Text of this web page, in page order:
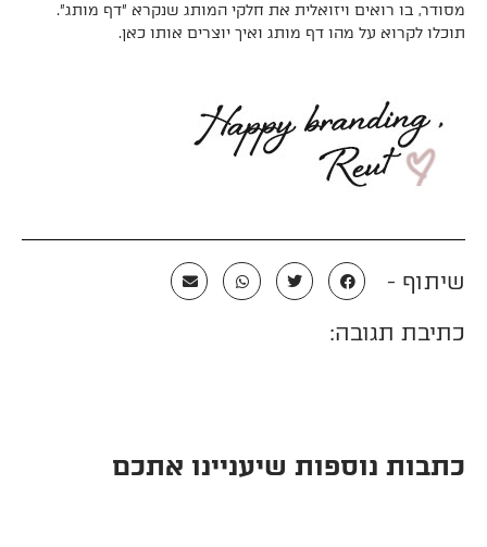
מסודר, בו רואים ויזואלית את חלקי המותג שנקרא ״דף מותג״.
תוכלו לקרוא על מהו דף מותג ואיך יוצרים אותו כאן.
שיתוף -
כתיבת תגובה:
כתבות נוספות שיעניינו אתכם